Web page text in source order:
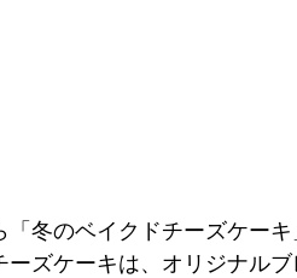
冬のベイクドチーズケーキ
ズケーキは、オリジナル